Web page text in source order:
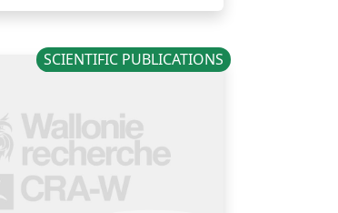
SCIENTIFIC PUBLICATIONS